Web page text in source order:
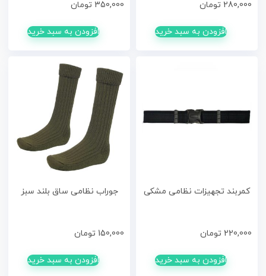
280,000 تومان
افزودن به سبد خرید
350,000 تومان
افزودن به سبد خرید
کمربند تجهیزات نظامی مشکی
220,000 تومان
افزودن به سبد خرید
جوراب نظامی ساق بلند سبز
150,000 تومان
افزودن به سبد خرید